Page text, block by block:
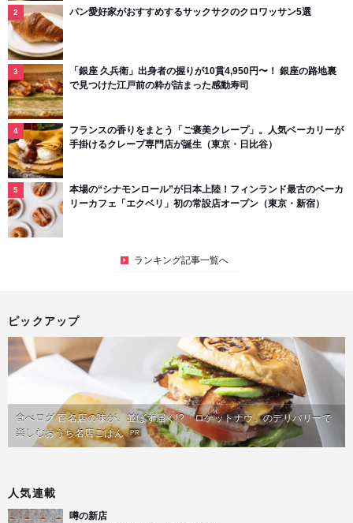
パン愛好家がおすすめするサックサクのクロワッサン5選
「銀座 久兵衛」出身者の握りが10貫4,950円〜！ 銀座の路地裏
で見つけた江戸前の粋が詰まった感動寿司
フランスの香りをまとう「ご褒美クレープ」。人気ベーカリーが
手掛けるクレープ専門店が誕生（東京・日比谷）
本場の“シナモンロール”が日本上陸！フィンランド最古のベーカ
リーカフェ「エクベリ」初の常設店オープン（東京・新宿）
ランキング記事一覧へ
ピックアップ
食べログ 百名店の味が、並ばず届く!?「ロケットナウ」のデリバリーで
楽しむおうち名店ごはん PR
人気連載
噂の新店